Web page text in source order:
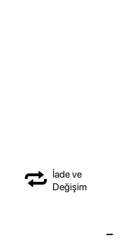
İade ve
Değişim